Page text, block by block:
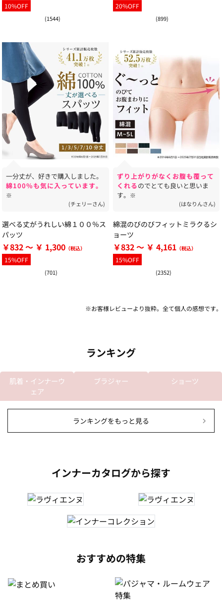
10%OFF
(1544)
20%OFF
(899)
一分丈が、好きで購入しました。
綿100%も気に入っています。
※
(チェリーさん)
選べる丈がうれしい綿１００％ス
パッツ
￥832 ～ ￥ 1,300
15%OFF
(701)
ずり上がりがなくお腹も覆って
くれるのでとても良いと思いま
す。 ※
(はなりんさん)
綿混のびのびフィットミラクるシ
ョーツ
￥832 ～ ￥ 4,161
15%OFF
(2352)
※お客様レビューより抜粋。全て個人の感想です。
ランキング
肌着・インナーウ
ェア
ブラジャー ショーツ
ランキングをもっと見る
インナーカタログから探す
おすすめの特集